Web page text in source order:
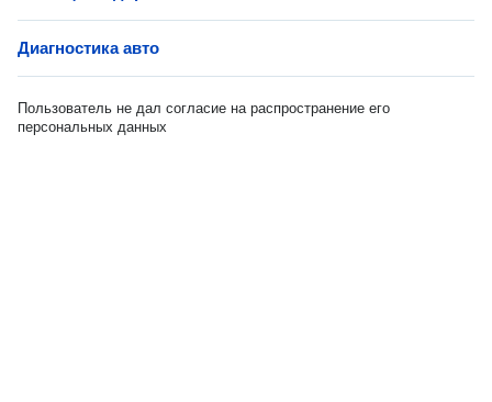
Диагностика авто
Пользователь не дал согласие на распространение его
персональных данных